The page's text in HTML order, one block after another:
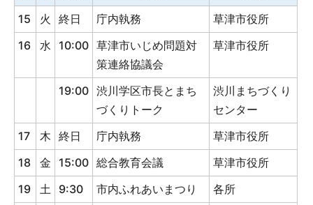
15
火 終日 庁内執務
草津市役所
16
水 10:00 草津市いじめ問題対
策連絡協議会
草津市役所
19:00 渋川学区市長とまち
づくりトーク
渋川まちづくり
センター
17
木 終日 庁内執務
草津市役所
18
金 15:00 総合教育会議
草津市役所
19
土 9:30 市内ふれあいまつり
各所